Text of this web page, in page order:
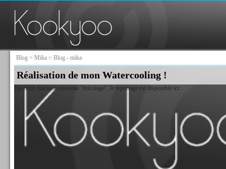
Blog> Mika> Blog - mika
Réalisation de mon Watercooling !
J'ai enfin fini mon nouveau "bricolage", le reportage est disponible ici :